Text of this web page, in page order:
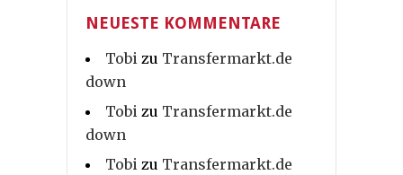
NEUESTE KOMMENTARE
Tobi zu Transfermarkt.de
down
Tobi zu Transfermarkt.de
down
Tobi zu Transfermarkt.de